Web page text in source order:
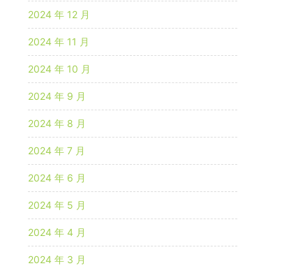
2024 年 12 月
2024 年 11 月
2024 年 10 月
2024 年 9 月
2024 年 8 月
2024 年 7 月
2024 年 6 月
2024 年 5 月
2024 年 4 月
2024 年 3 月